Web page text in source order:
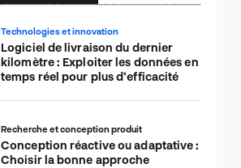
Technologies et innovation
Logiciel de livraison du dernier
kilomètre : Exploiter les données en
temps réel pour plus d’efficacité
Recherche et conception produit
Conception réactive ou adaptative :
Choisir la bonne approche